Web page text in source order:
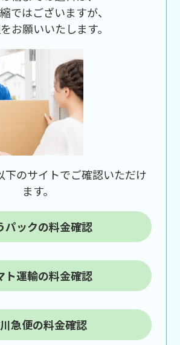
ではございますが、
お願いいたします。
下のサイトでご確認いただけ
ます。
パックの料金確認
ト運輸の料金確認
急便の料金確認